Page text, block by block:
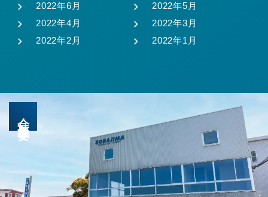
2022年6月
2022年5月
2022年4月
2022年3月
2022年2月
2022年1月
会社概要